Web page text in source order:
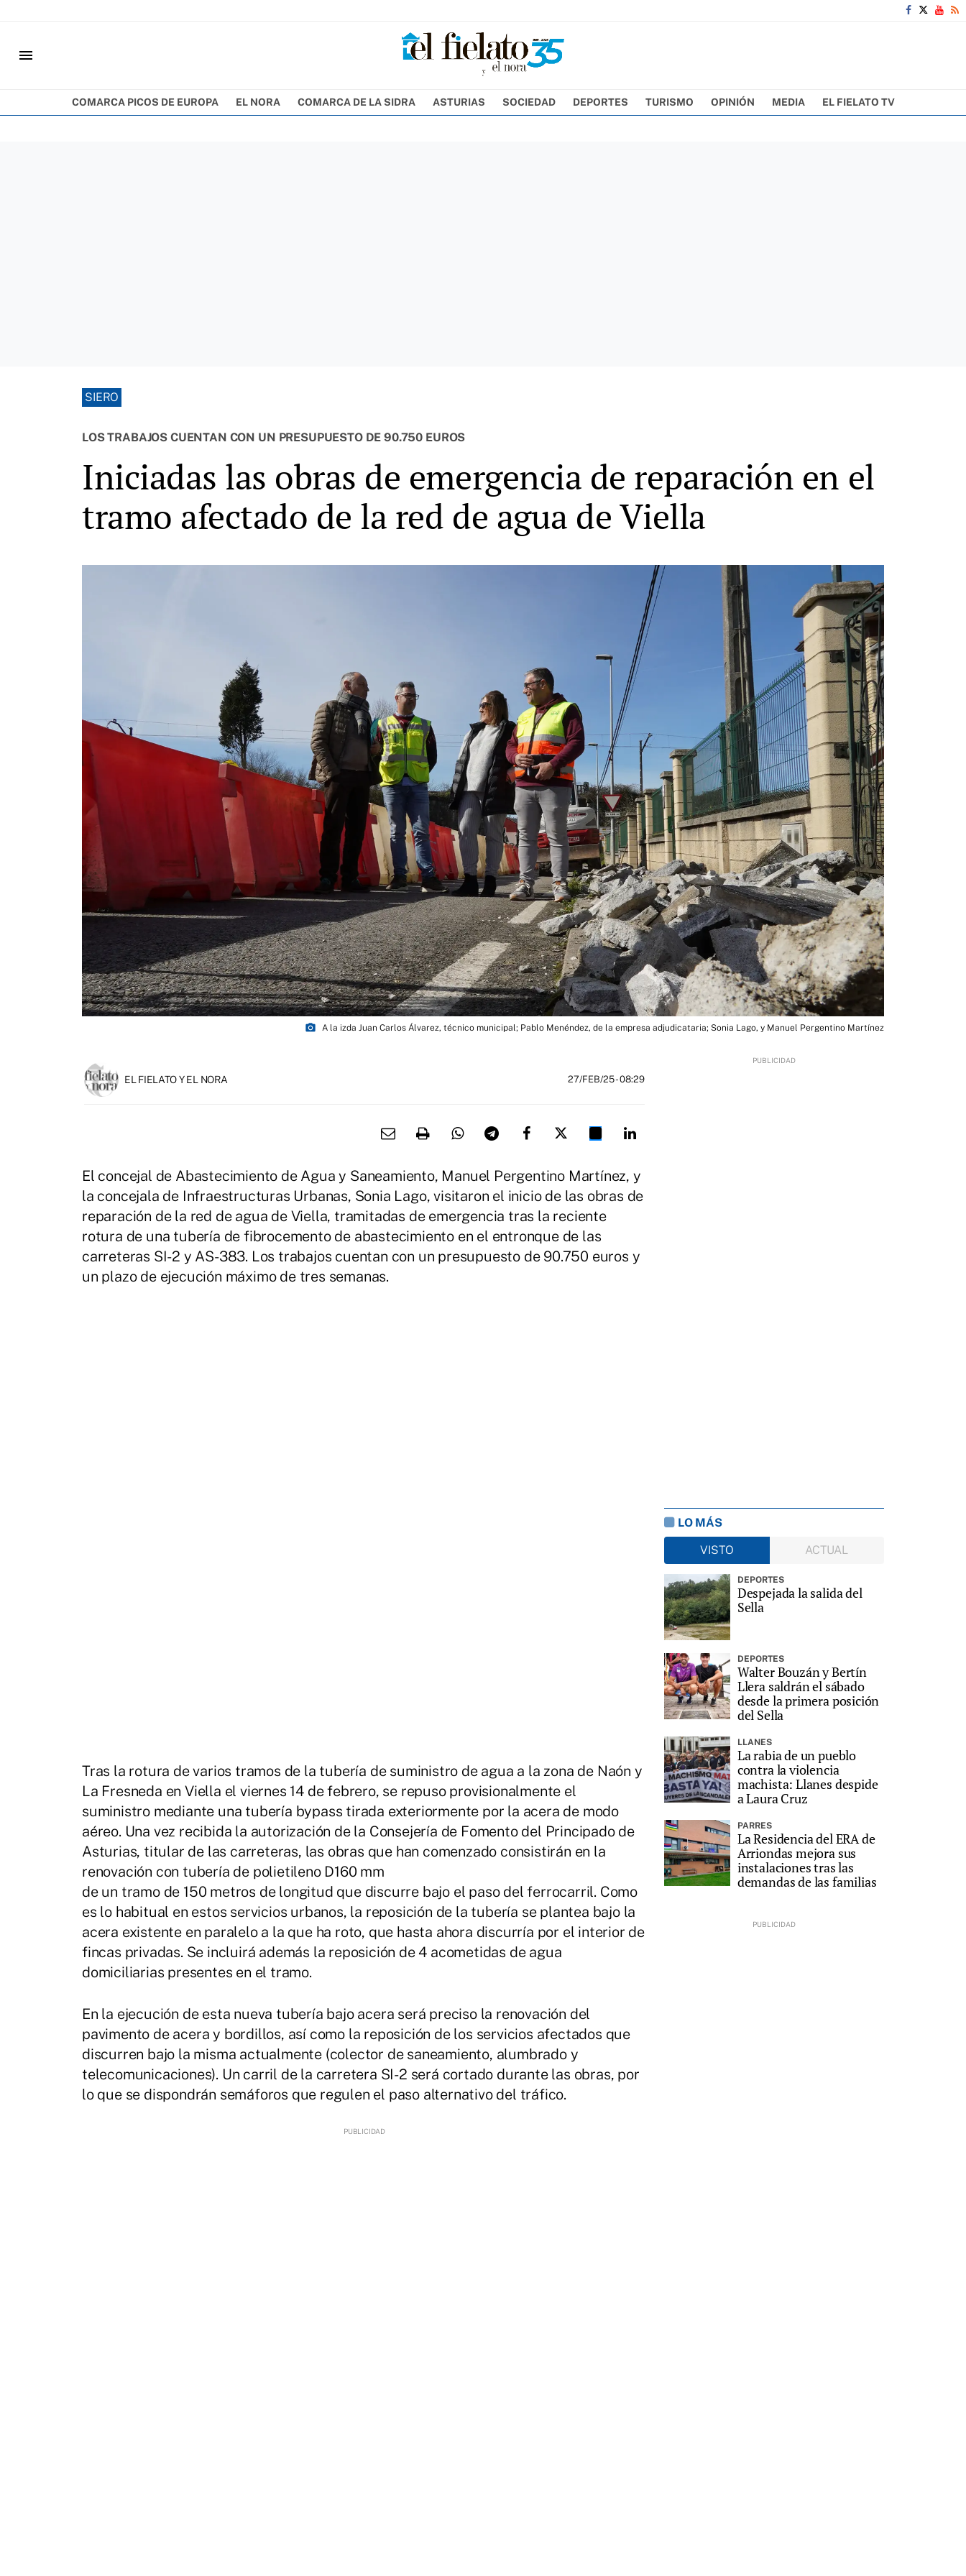
menu
COMARCA PICOS DE EUROPA EL NORA COMARCA DE LA SIDRA ASTURIAS SOCIEDAD DEPORTES TURISMO OPINIÓN MEDIA EL FIELATO TV
SIERO
LOS TRABAJOS CUENTAN CON UN PRESUPUESTO DE 90.750 EUROS
Iniciadas las obras de emergencia de reparación en el
tramo afectado de la red de agua de Viella
photo_camera A la izda Juan Carlos Álvarez, técnico municipal; Pablo Menéndez, de la empresa adjudicataria; Sonia Lago, y Manuel Pergentino Martínez
EL FIELATO Y EL NORA 27/FEB/25- 08:29
El concejal de Abastecimiento de Agua y Saneamiento, Manuel Pergentino Martínez, y
la concejala de Infraestructuras Urbanas, Sonia Lago, visitaron el inicio de las obras de
reparación de la red de agua de Viella, tramitadas de emergencia tras la reciente
rotura de una tubería de fibrocemento de abastecimiento en el entronque de las
carreteras SI-2 y AS-383. Los trabajos cuentan con un presupuesto de 90.750 euros y
un plazo de ejecución máximo de tres semanas.
Tras la rotura de varios tramos de la tubería de suministro de agua a la zona de Naón y
La Fresneda en Viella el viernes 14 de febrero, se repuso provisionalmente el
suministro mediante una tubería bypass tirada exteriormente por la acera de modo
aéreo. Una vez recibida la autorización de la Consejería de Fomento del Principado de
Asturias, titular de las carreteras, las obras que han comenzado consistirán en la
renovación con tubería de polietileno D160 mm
de un tramo de 150 metros de longitud que discurre bajo el paso del ferrocarril. Como
es lo habitual en estos servicios urbanos, la reposición de la tubería se plantea bajo la
acera existente en paralelo a la que ha roto, que hasta ahora discurría por el interior de
fincas privadas. Se incluirá además la reposición de 4 acometidas de agua
domiciliarias presentes en el tramo.
En la ejecución de esta nueva tubería bajo acera será preciso la renovación del
pavimento de acera y bordillos, así como la reposición de los servicios afectados que
discurren bajo la misma actualmente (colector de saneamiento, alumbrado y
telecomunicaciones). Un carril de la carretera SI-2 será cortado durante las obras, por
lo que se dispondrán semáforos que regulen el paso alternativo del tráfico.
LO MÁS
VISTO
ACTUAL
DEPORTES
Despejada la salida del
Sella
DEPORTES
Walter Bouzán y Bertín
Llera saldrán el sábado
desde la primera posición
del Sella
LLANES
La rabia de un pueblo
contra la violencia
machista: Llanes despide
a Laura Cruz
PARRES
La Residencia del ERA de
Arriondas mejora sus
instalaciones tras las
demandas de las familias